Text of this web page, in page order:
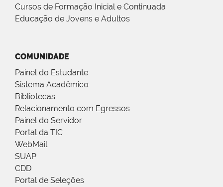
Cursos de Formação Inicial e Continuada
Educação de Jovens e Adultos
COMUNIDADE
Painel do Estudante
Sistema Acadêmico
Bibliotecas
Relacionamento com Egressos
Painel do Servidor
Portal da TIC
WebMail
SUAP
CDD
Portal de Seleções